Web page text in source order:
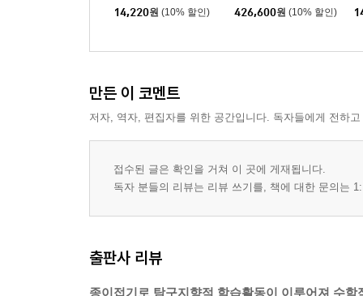
14,220원 (10% 할인)
세트
426,600원 (10% 할인)
만든 이 코멘트
저자, 역자, 편집자를 위한 공간입니다. 독자들에게 전하
접수된 글은 확인을 거쳐 이 곳에 게재됩니다.
독자 분들의 리뷰는 리뷰 쓰기를, 책에 대한 문의는
출판사 리뷰
종이접기로 탐구지향적 학습활동이 이루어져 수